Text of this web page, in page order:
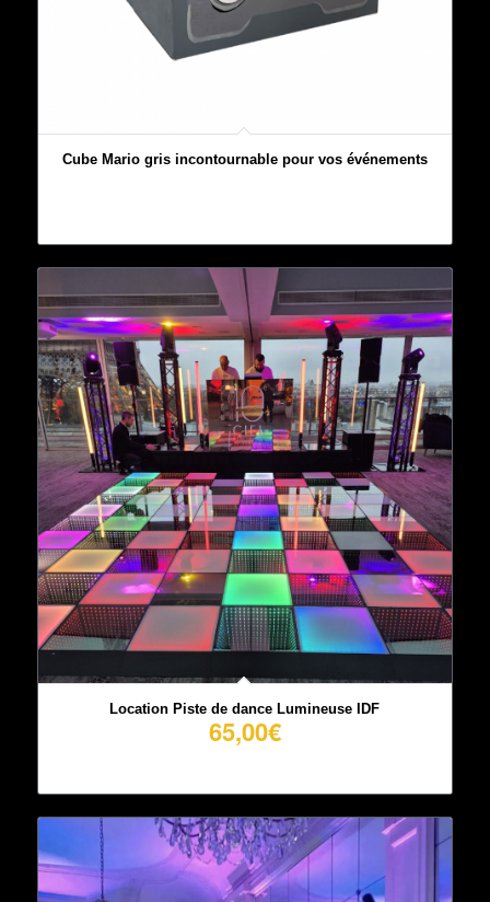
Cube Mario gris incontournable pour vos événements
Location Piste de dance Lumineuse IDF
65,00€